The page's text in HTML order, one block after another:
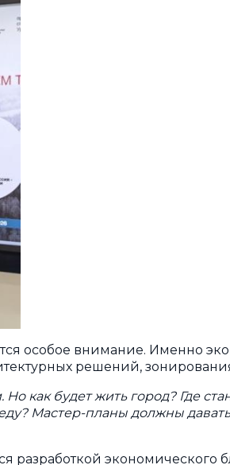
особое внимание. Именно
решений,
как будет жить город? Где
Мастер-планы должны
разработкой